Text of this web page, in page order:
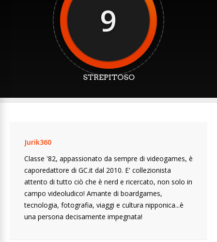
9
STREPITOSO
Jurik360
Classe '82, appassionato da sempre di videogames, è
caporedattore di GC.it dal 2010. E' collezionista
attento di tutto ciò che è nerd e ricercato, non solo in
campo videoludico! Amante di boardgames,
tecnologia, fotografia, viaggi e cultura nipponica...è
una persona decisamente impegnata!